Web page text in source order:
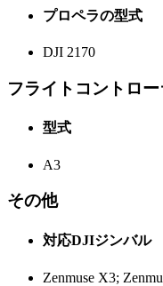
プロペラの型式
DJI 2170
フライトコントロー
型式
A3
その他
対応DJIジンバル
Zenmuse X3;